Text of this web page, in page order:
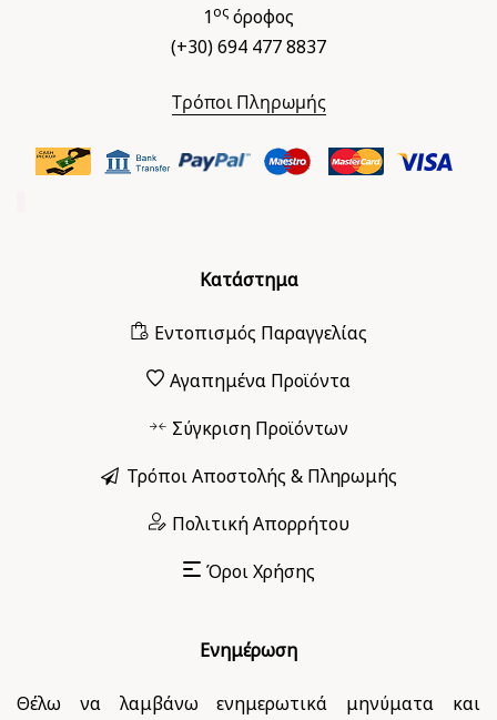
1ος όροφος
(+30) 694 477 8837
Τρόποι Πληρωμής
Κατάστημα
Εντοπισμός Παραγγελίας
Αγαπημένα Προϊόντα
Σύγκριση Προϊόντων
Τρόποι Αποστολής & Πληρωμής
Πολιτική Απορρήτου
Όροι Χρήσης
Ενημέρωση
Θέλω να λαμβάνω ενημερωτικά μηνύματα και